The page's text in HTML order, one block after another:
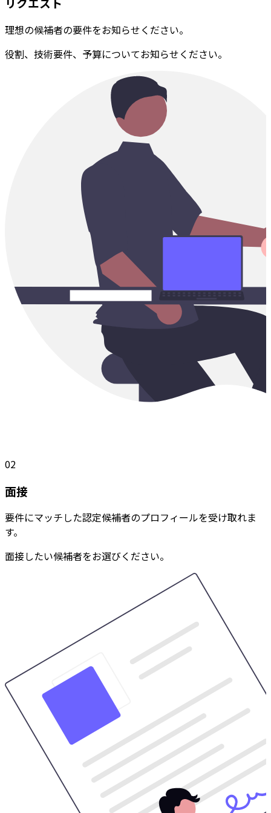
理想の候補者の要件をお知らせください。
役割、技術要件、予算についてお知らせください。
02
面接
要件にマッチした認定候補者のプロフィールを受け取れま
す。
面接したい候補者をお選びください。